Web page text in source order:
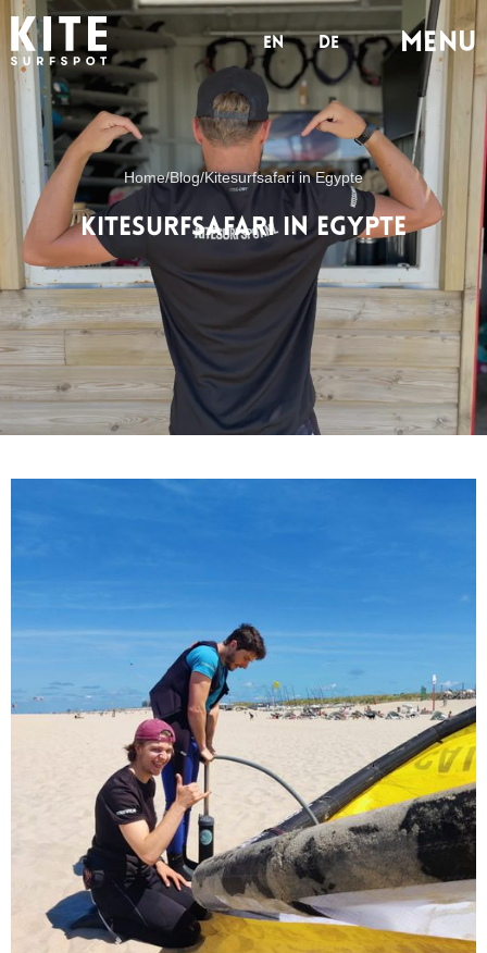
en de MENu
Home/Blog/Kitesurfsafari in Egypte
Kitesurfsafari in Egypte